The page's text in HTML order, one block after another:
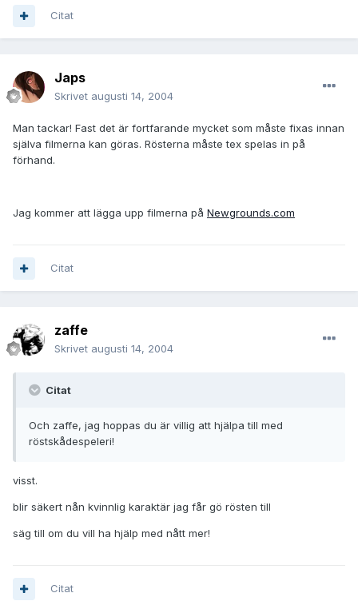
Citat
Japs
Skrivet augusti 14, 2004
Man tackar! Fast det är fortfarande mycket som måste fixas innan
själva filmerna kan göras. Rösterna måste tex spelas in på
förhand.
Jag kommer att lägga upp filmerna på Newgrounds.com
Citat
zaffe
Skrivet augusti 14, 2004
Citat
Och zaffe, jag hoppas du är villig att hjälpa till med
röstskådespeleri!
visst.
blir säkert nån kvinnlig karaktär jag får gö rösten till
säg till om du vill ha hjälp med nått mer!
Citat